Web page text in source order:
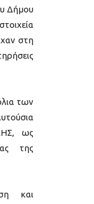
Δήμου
στη
των
ως
της
και